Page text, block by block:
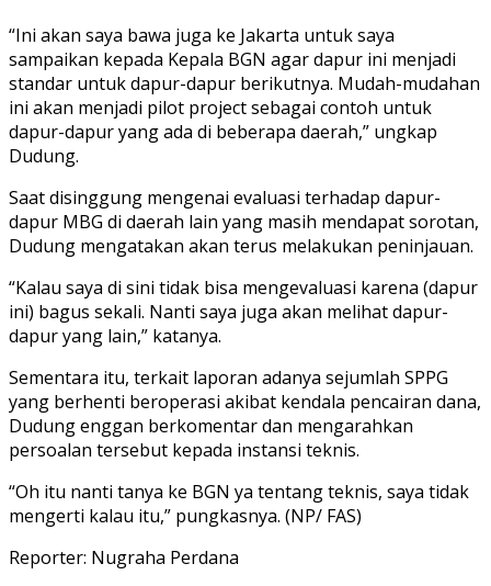
“Ini akan saya bawa juga ke Jakarta untuk saya
sampaikan kepada Kepala BGN agar dapur ini menjadi
standar untuk dapur-dapur berikutnya. Mudah-mudahan
ini akan menjadi pilot project sebagai contoh untuk
dapur-dapur yang ada di beberapa daerah,” ungkap
Dudung.
Saat disinggung mengenai evaluasi terhadap dapur-
dapur MBG di daerah lain yang masih mendapat sorotan,
Dudung mengatakan akan terus melakukan peninjauan.
“Kalau saya di sini tidak bisa mengevaluasi karena (dapur
ini) bagus sekali. Nanti saya juga akan melihat dapur-
dapur yang lain,” katanya.
Sementara itu, terkait laporan adanya sejumlah SPPG
yang berhenti beroperasi akibat kendala pencairan dana,
Dudung enggan berkomentar dan mengarahkan
persoalan tersebut kepada instansi teknis.
“Oh itu nanti tanya ke BGN ya tentang teknis, saya tidak
mengerti kalau itu,” pungkasnya. (NP/ FAS)
Reporter: Nugraha Perdana